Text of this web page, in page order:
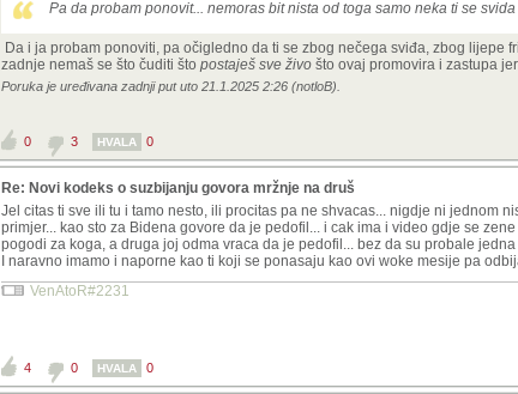
Pa da probam ponovit... nemoras bit nista od toga samo neka ti se
Da i ja probam ponoviti, pa očigledno da ti se zbog nečega sviđa, zbog lijepe
zadnje nemaš se što čuditi što postaješ sve živo što ovaj promovira i zastupa
Poruka je uređivana zadnji put uto 21.1.2025 2:26 (notloB).
0 3 HVALA 0
Re: Novi kodeks o suzbijanju govora mržnje na druš
Jel citas ti sve ili tu i tamo nesto, ili procitas pa ne shvacas... nigdje ni jednom
primjer... kao sto za Bidena govore da je pedofil... i cak ima i video gdje se
pogodi za koga, a druga joj odma vraca da je pedofil... bez da su probale
I naravno imamo i naporne kao ti koji se ponasaju kao ovi woke mesije pa
VenAtoR#2231
4 0 HVALA 0